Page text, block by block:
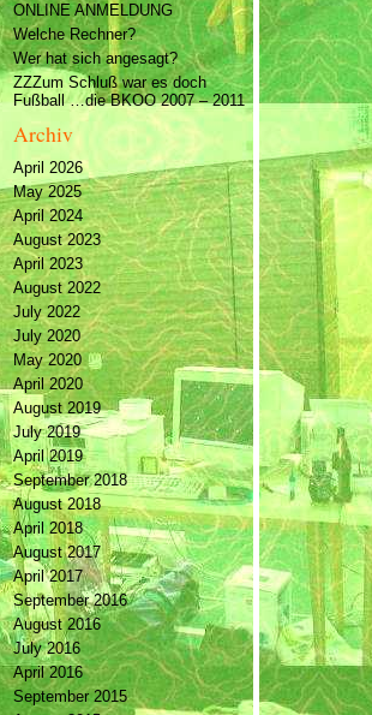
ONLINE ANMELDUNG
Welche Rechner?
Wer hat sich angesagt?
ZZZum Schluß war es doch
Fußball …die BKOO 2007 – 2011
Archiv
April 2026
May 2025
April 2024
August 2023
April 2023
August 2022
July 2022
July 2020
May 2020
April 2020
August 2019
July 2019
April 2019
September 2018
August 2018
April 2018
August 2017
April 2017
September 2016
August 2016
July 2016
April 2016
September 2015